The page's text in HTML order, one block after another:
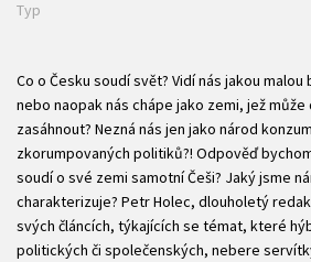
Typ
Co o Česku soudí svět? Vidí nás jakou
nebo naopak nás chápe jako zemi, jež
zasáhnout? Nezná nás jen jako národ
zkorumpovaných politiků?! Odpověď
soudí o své zemi samotní Češi? Jaký jsme
charakterizuje? Petr Holec, dlouholetý
svých článcích, týkajících se témat, které
politických či společenských, nebere